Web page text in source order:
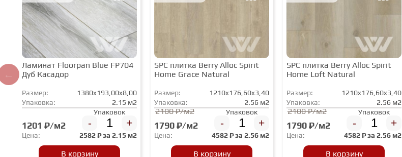
Ламинат Floorpan Blue FP704
Дуб Касадор
Размер:
1380x193,00x8,00
Упаковка:
2.15 м2
1201 ₽/м2
Упаковок
- +
Цена: 2582₽ за 2.15 м2
В корзину
SPC плитка Berry Alloc Spirit
Home Grace Natural
Размер:
1210x176,60x3,40
Упаковка:
2.56 м2
2100 ₽/м2
1790 ₽/м2
Упаковок
- +
Цена: 4582₽ за 2.56 м2
В корзину
SPC плитка Berry Alloc Spirit
Home Loft Natural
Размер:
1210x176,60x3,40
Упаковка:
2.56 м2
2100 ₽/м2
1790 ₽/м2
Упаковок
- +
Цена: 4582₽ за 2.56 м2
В корзину